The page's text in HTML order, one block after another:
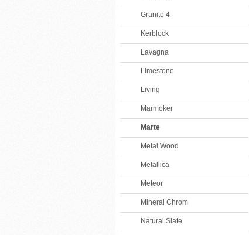
Granito 4
Kerblock
Lavagna
Limestone
Living
Marmoker
Marte
Metal Wood
Metallica
Meteor
Mineral Chrom
Natural Slate